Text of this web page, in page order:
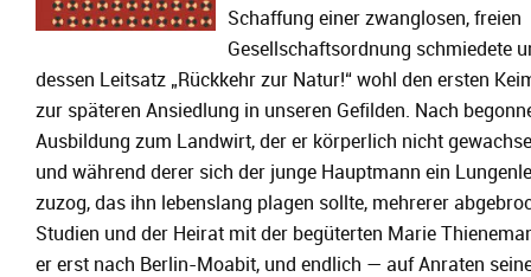
Schaffung einer zwanglosen, freien
Gesellschaftsordnung schmiedete
dessen Leitsatz „Rückkehr zur Natur!“ wohl den ersten
zur späteren Ansiedlung in unseren Gefilden. Nach
Ausbildung zum Landwirt, der er körperlich nicht
und während derer sich der junge Hauptmann ein
zuzog, das ihn lebenslang plagen sollte, mehrerer
Studien und der Heirat mit der begüterten Marie
er erst nach Berlin-Moabit, und endlich — auf Anraten